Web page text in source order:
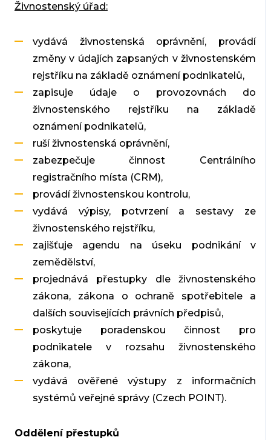
Živnostenský úřad:
vydává živnostenská oprávnění, provádí
změny v údajích zapsaných v živnostenském
rejstříku na základě oznámení podnikatelů,
zapisuje údaje o provozovnách do
živnostenského rejstříku na základě
oznámení podnikatelů,
ruší živnostenská oprávnění,
zabezpečuje činnost Centrálního
registračního místa (CRM),
provádí živnostenskou kontrolu,
vydává výpisy, potvrzení a sestavy ze
živnostenského rejstříku,
zajišťuje agendu na úseku podnikání v
zemědělství,
projednává přestupky dle živnostenského
zákona, zákona o ochraně spotřebitele a
dalších souvisejících právních předpisů,
poskytuje poradenskou činnost pro
podnikatele v rozsahu živnostenského
zákona,
vydává ověřené výstupy z informačních
systémů veřejné správy (Czech POINT).
Oddělení přestupků